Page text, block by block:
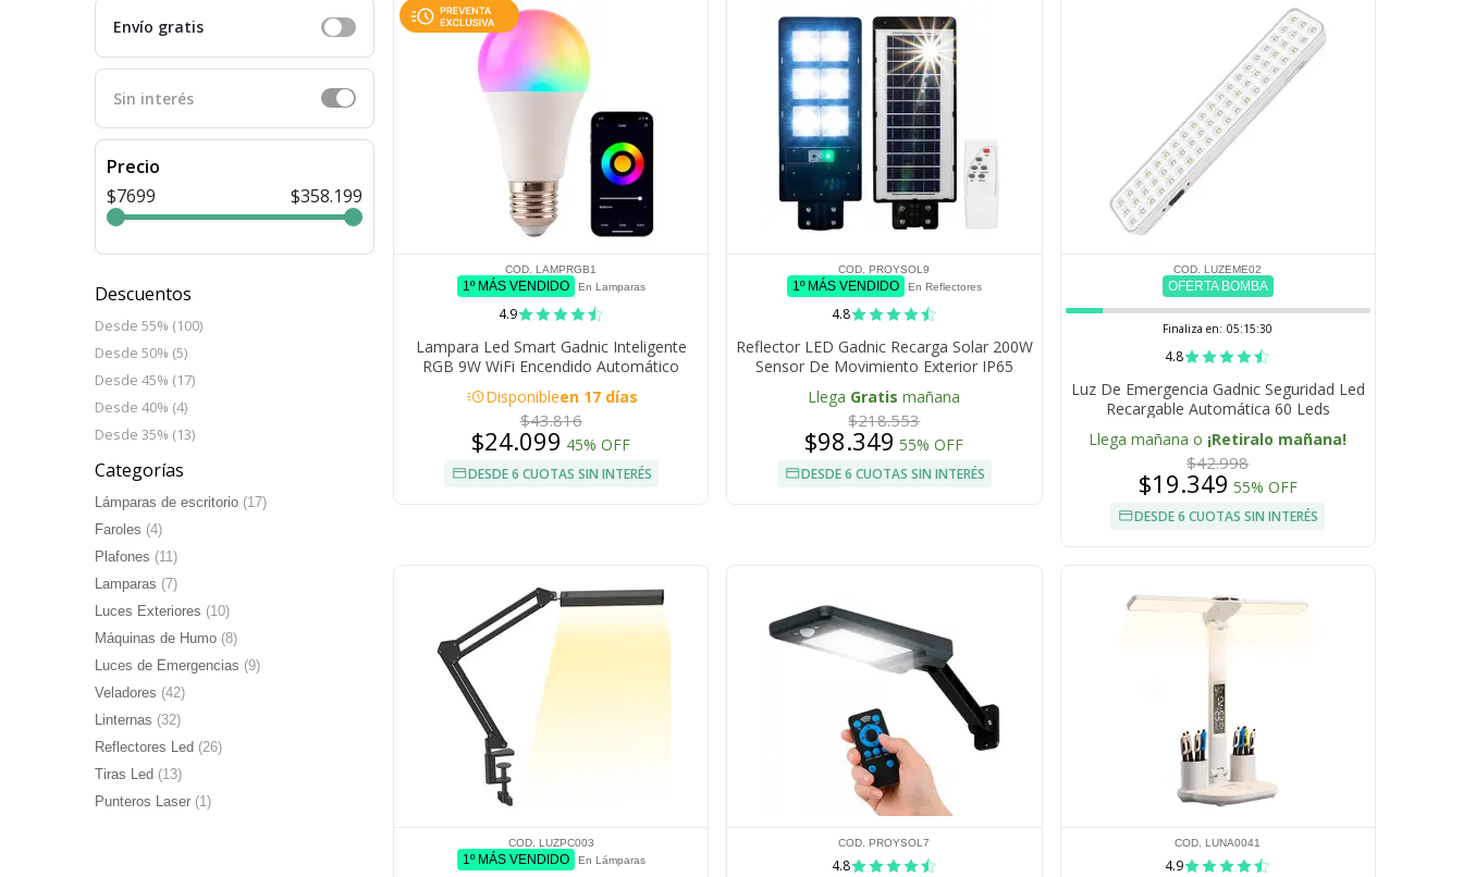
Envío gratis
Sin interés
Precio
$7699
$358.199
Descuentos
Desde 55% (100)
Desde 50% (5)
Desde 45% (17)
Desde 40% (4)
Desde 35% (13)
Categorías
Lámparas de escritorio (17)
Faroles (4)
Plafones (11)
Lamparas (7)
Luces Exteriores (10)
Máquinas de Humo (8)
Luces de Emergencias (9)
Veladores (42)
Linternas (32)
Reflectores Led (26)
Tiras Led (13)
Punteros Laser (1)
COD. LAMPRGB1
1º MÁS VENDIDO En Lamparas
4.9
Lampara Led Smart Gadnic Inteligente
RGB 9W WiFi Encendido Automático
Programable
acuteDisponibleen 17 días
$43.816
$24.099 45% OFF
DESDE 6 CUOTAS SIN INTERÉS
COD. PROYSOL9
1º MÁS VENDIDO En Reflectores
4.8
Reflector LED Gadnic Recarga Solar 200W
Sensor De Movimiento Exterior IP65
Llega Gratis mañana
$218.553
$98.349 55% OFF
DESDE 6 CUOTAS SIN INTERÉS
COD. LUZEME02
OFERTA BOMBA
Finaliza en: 05:15:28
4.8
Luz De Emergencia Gadnic Seguridad Led
Recargable Automática 60 Leds
Llega mañana o ¡Retiralo mañana!
$42.998
$19.349 55% OFF
DESDE 6 CUOTAS SIN INTERÉS
COD. LUZPC003
1º MÁS VENDIDO En Lámparas
COD. PROYSOL7
4.8
COD. LUNA0041
4.9